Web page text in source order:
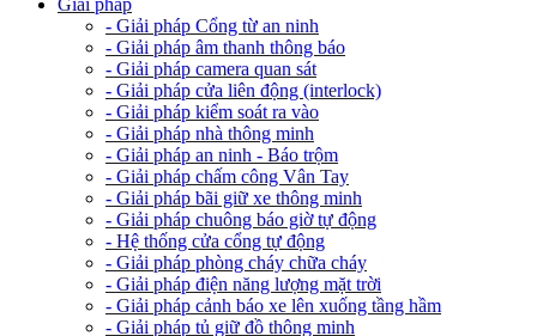
Giải pháp
- Giải pháp Cổng từ an ninh
- Giải pháp âm thanh thông báo
- Giải pháp camera quan sát
- Giải pháp cửa liên động (interlock)
- Giải pháp kiểm soát ra vào
- Giải pháp nhà thông minh
- Giải pháp an ninh - Báo trộm
- Giải pháp chấm công Vân Tay
- Giải pháp bãi giữ xe thông minh
- Giải pháp chuông báo giờ tự động
- Hệ thống cửa cổng tự động
- Giải pháp phòng cháy chữa cháy
- Giải pháp điện năng lượng mặt trời
- Giải pháp cảnh báo xe lên xuống tầng hầm
- Giải pháp tủ giữ đồ thông minh